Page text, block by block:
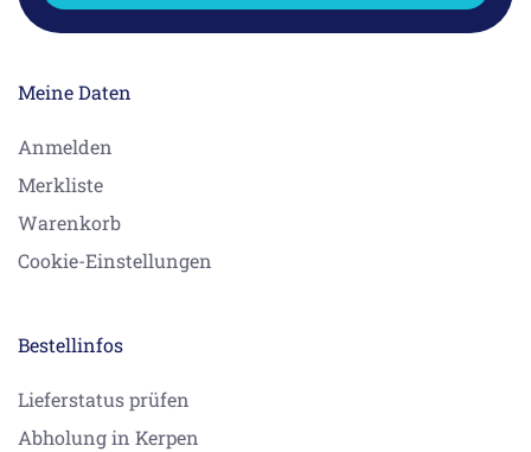
Meine Daten
Anmelden
Merkliste
Warenkorb
Cookie-Einstellungen
Bestellinfos
Lieferstatus prüfen
Abholung in Kerpen